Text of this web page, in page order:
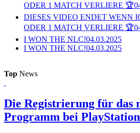
ODER 1 MATCH VERLIERE 🏆
DIESES VIDEO ENDET WENN
ODER 1 MATCH VERLIERE 🏆
I WON THE NLC!04.03.2025
I WON THE NLC!04.03.2025
Top News
Die Registrierung für das
Programm bei